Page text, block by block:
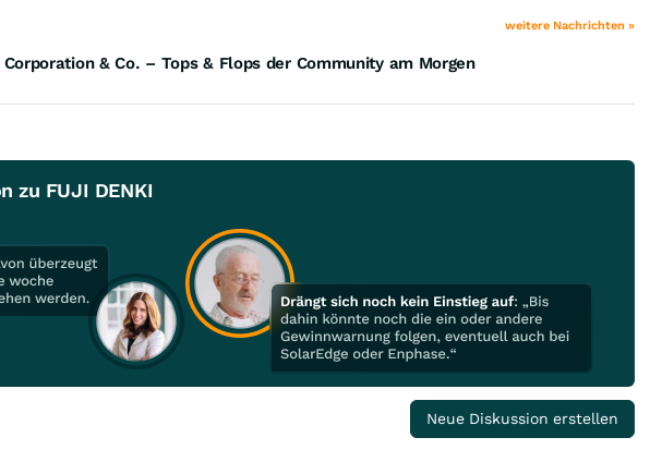
weitere Nachrichten »
& Co. – Tops & Flops der Community am Morgen
zu FUJI DENKI
Neue Diskussion erstellen